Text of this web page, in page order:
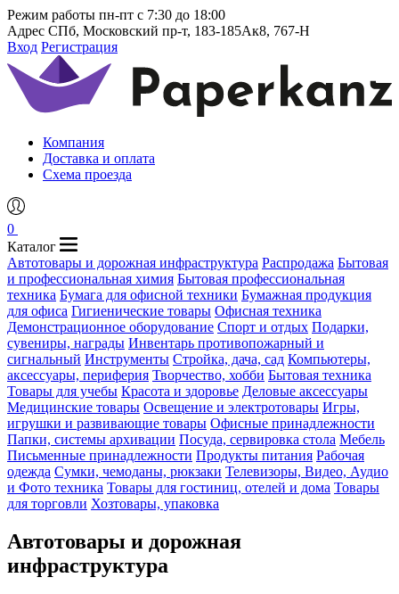
Режим работы пн-пт с 7:30 до 18:00
Адрес СПб, Московский пр-т, 183-185Ак8, 767-Н
Вход Регистрация
Компания
Доставка и оплата
Схема проезда
0
Каталог
Автотовары и дорожная инфраструктура Распродажа Бытовая
и профессиональная химия Бытовая профессиональная
техника Бумага для офисной техники Бумажная продукция
для офиса Гигиенические товары Офисная техника
Демонстрационное оборудование Спорт и отдых Подарки,
сувениры, награды Инвентарь противопожарный и
сигнальный Инструменты Стройка, дача, сад Компьютеры,
аксессуары, периферия Творчество, хобби Бытовая техника
Товары для учебы Красота и здоровье Деловые аксессуары
Медицинские товары Освещение и электротовары Игры,
игрушки и развивающие товары Офисные принадлежности
Папки, системы архивации Посуда, сервировка стола Мебель
Письменные принадлежности Продукты питания Рабочая
одежда Сумки, чемоданы, рюкзаки Телевизоры, Видео, Аудио
и Фото техника Товары для гостиниц, отелей и дома Товары
для торговли Хозтовары, упаковка
Автотовары и дорожная
инфраструктура